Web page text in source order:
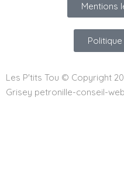
Mentions
Les P'tits Tou © Copyright
Grisey petronille-conseil-